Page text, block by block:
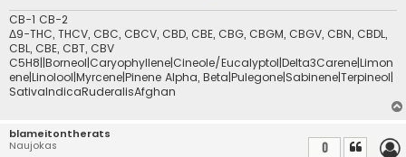
i
n
ė
CB-1 CB-2
Δ9-THC, THCV, CBC, CBCV, CBD, CBE, CBG, CBGM, CBGV, CBN, CBDL,
CBL, CBE, CBT, CBV
C5H8||Borneol|Caryophyllene|Cineole/Eucalyptol|Delta3Carene|Limon
ene|Linolool|Myrcene|Pinene Alpha, Beta|Pulegone|Sabinene|Terpineol|
SativaIndicaRuderalisAfghan
blameitontherats
Naujokas
0